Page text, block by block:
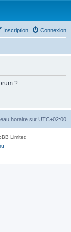
Connexion
Inscription
?
horaire sur UTC+02:00
Limited